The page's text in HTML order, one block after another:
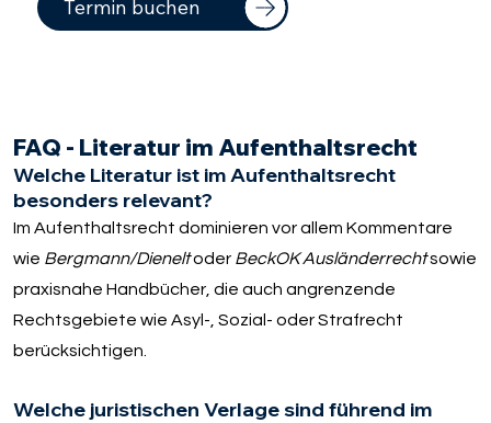
Termin buchen
FAQ - Literatur im Aufenthaltsrecht
Welche Literatur ist im Aufenthaltsrecht
besonders relevant?
Im Aufenthaltsrecht dominieren vor allem Kommentare
wie Bergmann/Dieneltoder BeckOK Ausländerrechtsowie
praxisnahe Handbücher, die auch angrenzende
Rechtsgebiete wie Asyl-, Sozial- oder Strafrecht
berücksichtigen.
Welche juristischen Verlage sind führend im